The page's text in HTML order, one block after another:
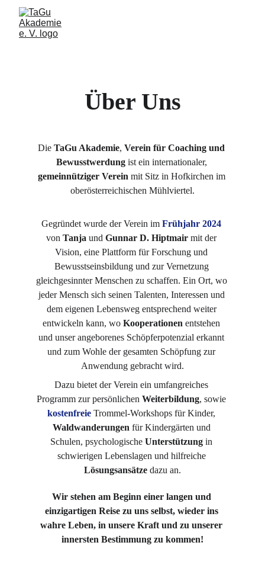
Über Uns
Die TaGu Akademie, Verein für Coaching und
Bewusstwerdung ist ein internationaler,
gemeinnütziger Verein mit Sitz in Hofkirchen im
oberösterreichischen Mühlviertel.
Gegründet wurde der Verein im Frühjahr 2024
von Tanja und Gunnar D. Hiptmair mit der
Vision, eine Plattform für Forschung und
Bewusstseinsbildung und zur Vernetzung
gleichgesinnter Menschen zu schaffen. Ein Ort, wo
jeder Mensch sich seinen Talenten, Interessen und
dem eigenen Lebensweg entsprechend weiter
entwickeln kann, wo Kooperationen entstehen
und unser angeborenes Schöpferpotenzial erkannt
und zum Wohle der gesamten Schöpfung zur
Anwendung gebracht wird.
Dazu bietet der Verein ein umfangreiches
Programm zur persönlichen Weiterbildung, sowie
kostenfreie Trommel-Workshops für Kinder,
Waldwanderungen für Kindergärten und
Schulen, psychologische Unterstützung in
schwierigen Lebenslagen und hilfreiche
Lösungsansätze dazu an.
Wir stehen am Beginn einer langen und
einzigartigen Reise zu uns selbst, wieder ins
wahre Leben, in unsere Kraft und zu unserer
innersten Bestimmung zu kommen!